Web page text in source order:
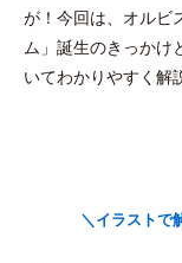
が！今回は、オル
ム」誕生のきっかけ
いてわかりやすく解
＼イラストで